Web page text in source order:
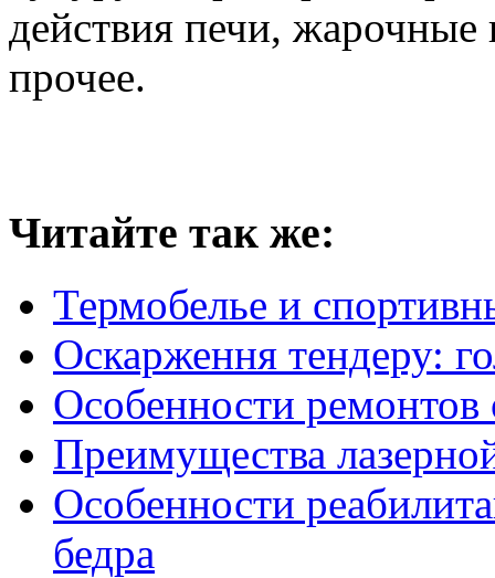
действия печи,
прочее.
Читайте так же:
Термобелье и
Оскарження тендеру:
Особенности
Преимущества
Особенности
бедра